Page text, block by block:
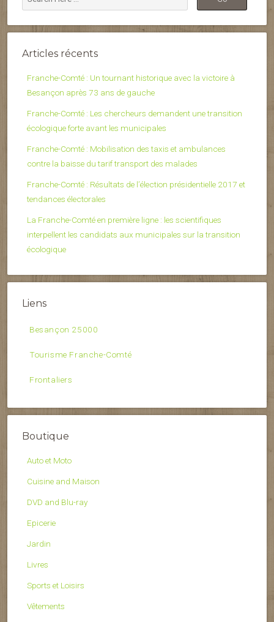
Articles récents
Franche-Comté : Un tournant historique avec la victoire à
Besançon après 73 ans de gauche
Franche-Comté : Les chercheurs demandent une transition
écologique forte avant les municipales
Franche-Comté : Mobilisation des taxis et ambulances
contre la baisse du tarif transport des malades
Franche-Comté : Résultats de l’élection présidentielle 2017 et
tendances électorales
La Franche-Comté en première ligne : les scientifiques
interpellent les candidats aux municipales sur la transition
écologique
Liens
Besançon 25000
Tourisme Franche-Comté
Frontaliers
Boutique
Auto et Moto
Cuisine and Maison
DVD and Blu-ray
Epicerie
Jardin
Livres
Sports et Loisirs
Vêtements